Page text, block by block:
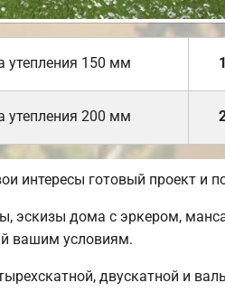
утепления 150 мм
утепления 200 мм
интересы готовый проект и
эскизы дома с эркером,
вашим условиям.
двускатной и